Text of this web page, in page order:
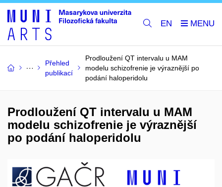
EN
Přehled
publikací
Prodloužení QT intervalu u MAM
modelu schizofrenie je výraznější po
podání haloperidolu
Prodloužení QT intervalu u MAM
modelu schizofrenie je výraznější
po podání haloperidolu